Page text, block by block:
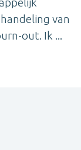
van
out. Ik ...